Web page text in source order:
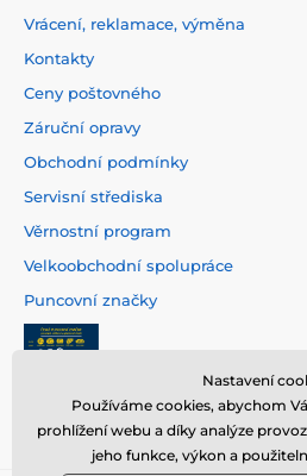
Vrácení, reklamace, výměna
Kontakty
Ceny poštovného
Záruční opravy
Obchodní podmínky
Servisní střediska
Věrnostní program
Velkoobchodní spolupráce
Puncovní značky
Nastavení
Používáme cookies, abychom
prohlížení webu a díky analýze
jeho funkce, výkon a